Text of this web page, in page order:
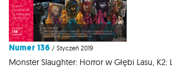
Numer 136 / Styczeń 2019
Monster Slaughter: Horror w Głębi Lasu,